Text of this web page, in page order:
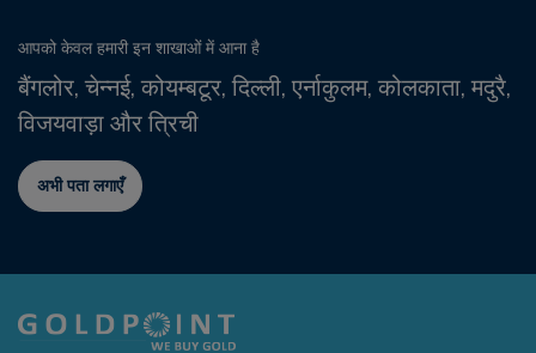
आपको केवल हमारी इन शाखाओं में आना है
बैंगलोर, चेन्नई, कोयम्बटूर, दिल्ली, एर्नाकुलम, कोलकाता,मदुरै,
विजयवाड़ा और त्रिची
अभी पता लगाएँ